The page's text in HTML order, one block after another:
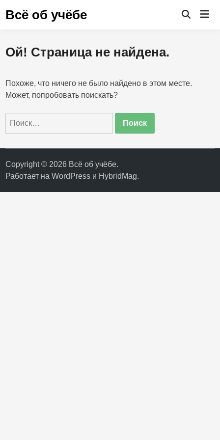
Всё об учёбе
Открыть
Ой! Страница не найдена.
Похоже, что ничего не было найдено в этом месте.
Может, попробовать поискать?
Найти:
Copyright © 2026 Всё об учёбе.
Работает наWordPress и HybridMag.